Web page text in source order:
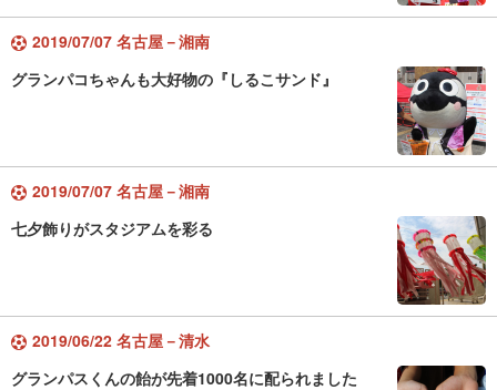
2019/07/07 名古屋－湘南
グランパコちゃんも大好物の『しるこサンド』
2019/07/07 名古屋－湘南
七夕飾りがスタジアムを彩る
2019/06/22 名古屋－清水
グランパスくんの飴が先着1000名に配られました